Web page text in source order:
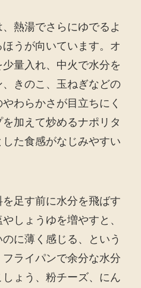
熱湯でさらにゆでるよ
うが向いています。オ
量入れ、中火で水分を
きのこ、玉ねぎなどの
わらかさが目立ちにく
加えて炒めるナポリタ
た食感がなじみやすい
足す前に水分を飛ばす
しょうゆを増やすと、
に薄く感じる、という
ライパンで余分な水分
ょう、粉チーズ、にん